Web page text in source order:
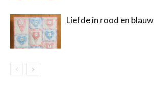
Liefde in rood en blauw